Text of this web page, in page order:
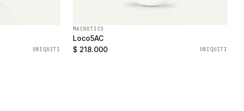
UBIQUITI
MACROTICS
Loco5AC
$ 218.000
UBIQUITI